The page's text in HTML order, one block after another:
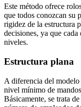
Este método ofrece
que todos conozcan su
rigidez de la estructura
decisiones, ya que
niveles.
Estructura plana
A diferencia del
nivel mínimo de
Básicamente, se trata